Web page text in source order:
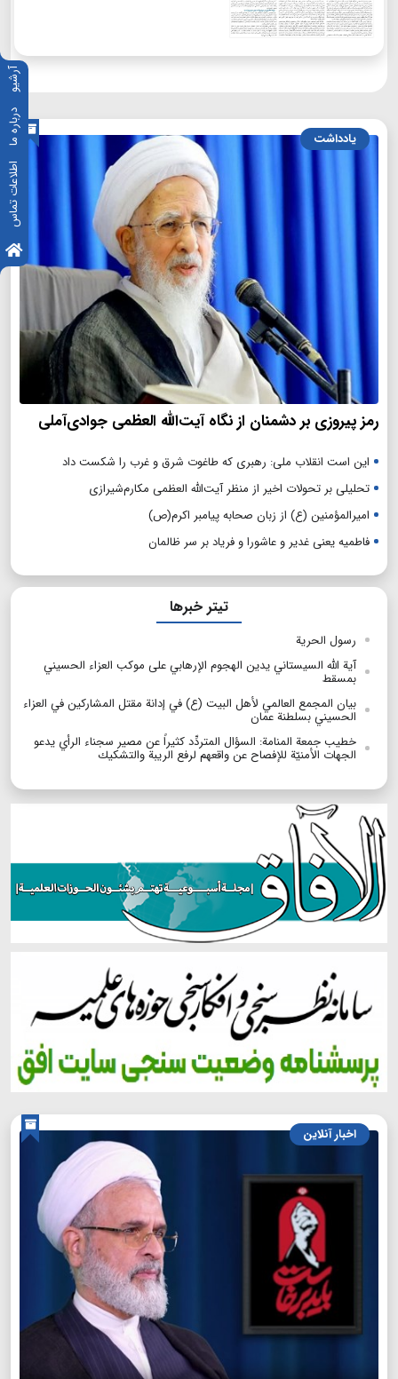
آرشیو
درباره ما
اطلاعات تماس
یادداشت
رمز پیروزی بر دشمنان از نگاه آیت‌الله العظمی جوادی‌آملی
این است انقلاب ملی: رهبری که طاغوت شرق و غرب را شکست داد
تحلیلی بر تحولات اخیر از منظر آیت‌الله العظمی مکارم‌شیرازی
امیرالمؤمنین (ع) از زبان صحابه پیامبر اکرم(ص)
فاطمیه یعنی غدیر و عاشورا و فریاد بر سر ظالمان
تیتر خبرها
رسول الحرية
آية الله السيستاني يدين الهجوم الإرهابي على موكب العزاء الحسيني
بمسقط
بيان المجمع العالمي لأهل البيت (ع) في إدانة مقتل المشاركين في العزاء
الحسيني بسلطنة عمان
خطيب جمعة المنامة: السؤال المتردِّد كثيراً عن مصير سجناء الرأي يدعو
الجهات الأمنيّة للإفصاح عن واقعهم لرفع الريبة والتشكيك
اخبار آنلاین